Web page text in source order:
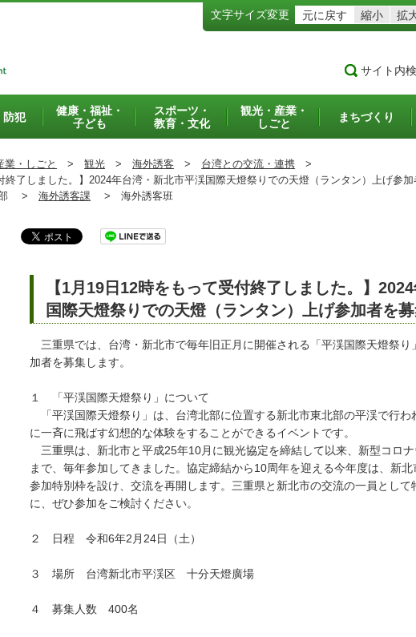
文字サイズ変更 元に戻す 縮小 拡
サイト内
防犯
健康・福祉・
子ども
スポーツ・
教育・文化
観光・産業・
しごと
まちづくり
業・しごと > 観光 > 海外誘客 > 台湾との交流・連携 >
了しました。】2024年台湾・新北市平渓国際天燈祭りでの天燈（ランタン）上げ参加
> 海外誘客課 > 海外誘客班
【1月19日12時をもって受付終了しました。】
国際天燈祭りでの天燈（ランタン）上げ参加者を募
三重県では、台湾・新北市で毎年旧正月に開催される「平渓国際天燈祭り
加者を募集します。
１ 「平渓国際天燈祭り」について
「平渓国際天燈祭り」は、台湾北部に位置する新北市東北部の平渓で行わ
に一斉に飛ばす幻想的な体験をすることができるイベントです。
三重県は、新北市と平成25年10月に観光協定を締結して以来、新型コロ
まで、毎年参加してきました。協定締結から10周年を迎える今年度は、新
参加特別枠を設け、交流を再開します。三重県と新北市の交流の一員とし
に、ぜひ参加をご検討ください。
２ 日程 令和6年2月24日（土）
３ 場所 台湾新北市平渓区 十分天燈廣場
４ 募集人数 400名